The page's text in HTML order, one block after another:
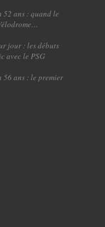
ans : quand le
jour : les débuts
avec le PSG
ans : le premier